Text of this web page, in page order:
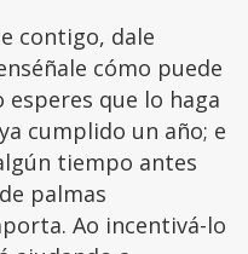
contigo, dale
cómo puede
que lo haga
cumplido un año; e
tiempo antes
palmas
Ao incentivá-lo